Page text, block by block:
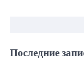
Последние